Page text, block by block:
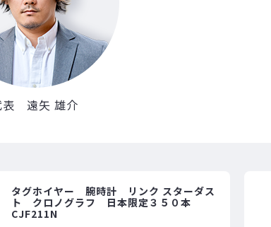
表 遠矢 雄介
タグホイヤー 腕時計 リンク スターダス
ト クロノグラフ 日本限定３５０本
CJF211N